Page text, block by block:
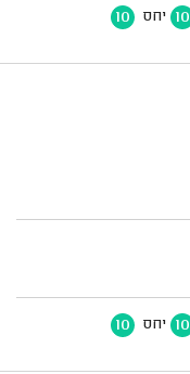
10 יחס 10
10 יחס 10